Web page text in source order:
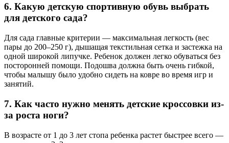
6. Какую детскую спортивную обувь выбрать
для детского сада?
Для сада главные критерии — максимальная легкость (вес
пары до 200–250 г), дышащая текстильная сетка и застежка на
одной широкой липучке. Ребенок должен легко обуваться без
посторонней помощи. Подошва должна быть очень гибкой,
чтобы малышу было удобно сидеть на ковре во время игр и
занятий.
7. Как часто нужно менять детские кроссовки из-
за роста ноги?
В возрасте от 1 до 3 лет стопа ребенка растет быстрее всего —